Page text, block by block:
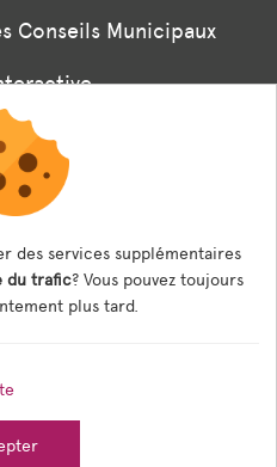
Conseils Municipaux
digitaux
la cantine
des services supplémentaires
du trafic? Vous pouvez toujours
plus tard.